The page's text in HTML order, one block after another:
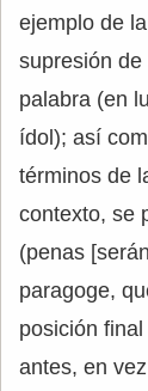
ejemplo de
supresión
palabra (en
ídol); así
términos de
contexto, se
(penas
paragoge,
posición
antes, en